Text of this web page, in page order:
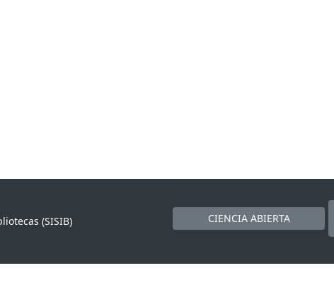
(SISIB)
CIENCIA ABIERTA